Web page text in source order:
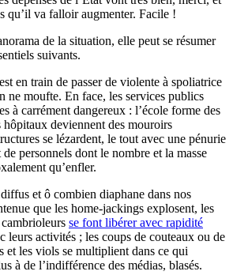
qu’il va falloir augmenter. Facile !
de la situation, elle peut se résumer
suivants.
en train de passer de violente à spoliatrice
ne moufte. En face, les services publics
à carrément dangereux : l’école forme des
deviennent des mouroirs
se lézardent, le tout avec une pénurie
personnels dont le nombre et la masse
qu’enfler.
et ô combien diaphane dans nos
que les home-jackings explosent, les
se font libérer avec rapidité
leurs activités ; les coups de couteaux ou de
et les viols se multiplient dans ce qui
à de l’indifférence des médias, blasés.